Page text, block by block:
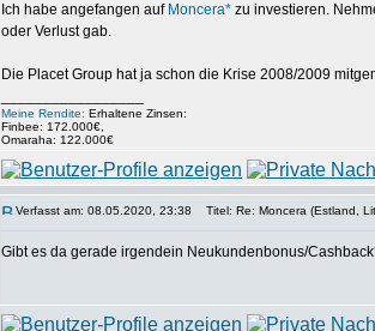
Ich habe angefangen auf Moncera* zu investieren.
oder Verlust gab.
Die Placet Group hat ja schon die Krise 2008/2009
Meine Rendite: Erhaltene Zinsen:
Finbee: 172.000€,
Omaraha: 122.000€
Verfasst am: 08.05.2020, 23:38 Titel: Re: Moncera (Estland,
Gibt es da gerade irgendein Neukundenbonus/